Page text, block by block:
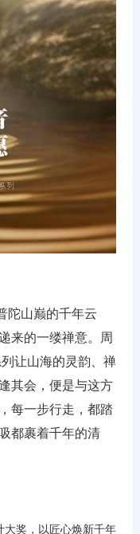
山巅的千年云
来的一缕禅意。周
让山海的灵韵、禅
其会，便是与这方
每一步行走，都踏
都裹着千年的清
大奖，以匠心焕新千年